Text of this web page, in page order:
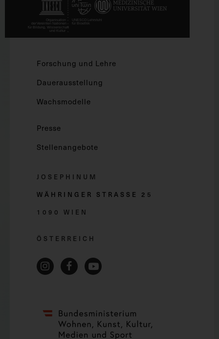
Forschung und Lehre
Dauerausstellung
Wachsmodelle
Presse
Stellenangebote
JOSEPHINUM
WÄHRINGER STRASSE 2 5
1090 WIEN
ÖSTERREICH